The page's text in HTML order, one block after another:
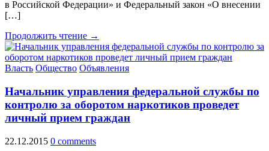
в Российской Федерации» и Федеральный закон «О внесении
[…]
Продолжить чтение →
Власть Общество Объявления
Начальник управления федеральной службы по
контролю за оборотом наркотиков проведет
личный прием граждан
22.12.2015 0 comments